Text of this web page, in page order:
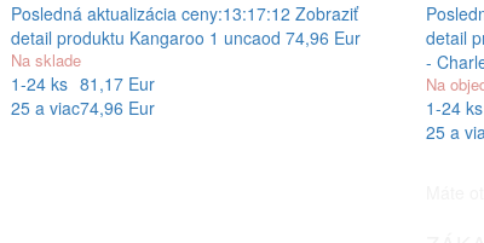
Posledná aktualizácia ceny:13:17:12 Zobraziť
detail produktu Kangaroo 1 uncaod 74,96 Eur
Na sklade
1-24 ks 81,17 Eur
25 a viac74,96 Eur
detail
-
Na
1-24 ks
25 a